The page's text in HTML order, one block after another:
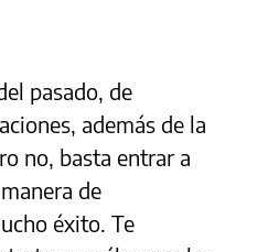
pasado, de
además de la
no, basta entrar a
de
éxito. Te